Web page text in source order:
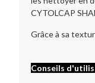
CYTOLCAP
Grâce à sa
Conseils